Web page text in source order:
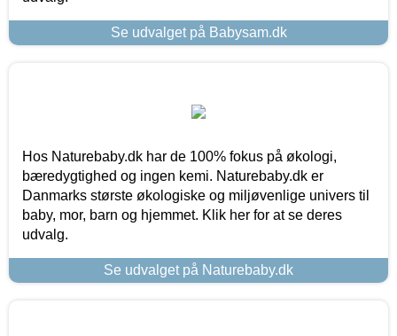
Se udvalget på Babysam.dk
Hos Naturebaby.dk har de 100% fokus på økologi,
bæredygtighed og ingen kemi. Naturebaby.dk er
Danmarks største økologiske og miljøvenlige univers til
baby, mor, barn og hjemmet. Klik her for at se deres
udvalg.
Se udvalget på Naturebaby.dk